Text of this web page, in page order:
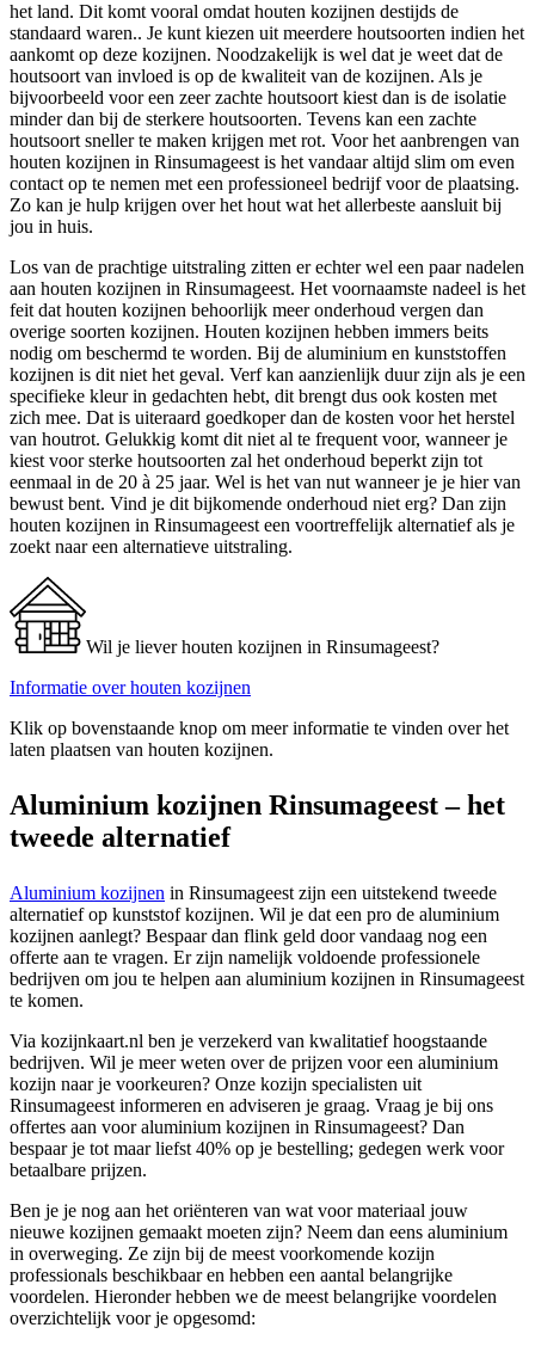
het land. Dit komt vooral omdat houten kozijnen destijds de
standaard waren.. Je kunt kiezen uit meerdere houtsoorten indien het
aankomt op deze kozijnen. Noodzakelijk is wel dat je weet dat de
houtsoort van invloed is op de kwaliteit van de kozijnen. Als je
bijvoorbeeld voor een zeer zachte houtsoort kiest dan is de isolatie
minder dan bij de sterkere houtsoorten. Tevens kan een zachte
houtsoort sneller te maken krijgen met rot. Voor het aanbrengen van
houten kozijnen in Rinsumageest is het vandaar altijd slim om even
contact op te nemen met een professioneel bedrijf voor de plaatsing.
Zo kan je hulp krijgen over het hout wat het allerbeste aansluit bij
jou in huis.
Los van de prachtige uitstraling zitten er echter wel een paar nadelen
aan houten kozijnen in Rinsumageest. Het voornaamste nadeel is het
feit dat houten kozijnen behoorlijk meer onderhoud vergen dan
overige soorten kozijnen. Houten kozijnen hebben immers beits
nodig om beschermd te worden. Bij de aluminium en kunststoffen
kozijnen is dit niet het geval. Verf kan aanzienlijk duur zijn als je een
specifieke kleur in gedachten hebt, dit brengt dus ook kosten met
zich mee. Dat is uiteraard goedkoper dan de kosten voor het herstel
van houtrot. Gelukkig komt dit niet al te frequent voor, wanneer je
kiest voor sterke houtsoorten zal het onderhoud beperkt zijn tot
eenmaal in de 20 à 25 jaar. Wel is het van nut wanneer je je hier van
bewust bent. Vind je dit bijkomende onderhoud niet erg? Dan zijn
houten kozijnen in Rinsumageest een voortreffelijk alternatief als je
zoekt naar een alternatieve uitstraling.
Wil je liever houten kozijnen in Rinsumageest?
Informatie over houten kozijnen
Klik op bovenstaande knop om meer informatie te vinden over het
laten plaatsen van houten kozijnen.
Aluminium kozijnen Rinsumageest – het
tweede alternatief
Aluminium kozijnen in Rinsumageest zijn een uitstekend tweede
alternatief op kunststof kozijnen. Wil je dat een pro de aluminium
kozijnen aanlegt? Bespaar dan flink geld door vandaag nog een
offerte aan te vragen. Er zijn namelijk voldoende professionele
bedrijven om jou te helpen aan aluminium kozijnen in Rinsumageest
te komen.
Via kozijnkaart.nl ben je verzekerd van kwalitatief hoogstaande
bedrijven. Wil je meer weten over de prijzen voor een aluminium
kozijn naar je voorkeuren? Onze kozijn specialisten uit
Rinsumageest informeren en adviseren je graag. Vraag je bij ons
offertes aan voor aluminium kozijnen in Rinsumageest? Dan
bespaar je tot maar liefst 40% op je bestelling; gedegen werk voor
betaalbare prijzen.
Ben je je nog aan het oriënteren van wat voor materiaal jouw
nieuwe kozijnen gemaakt moeten zijn? Neem dan eens aluminium
in overweging. Ze zijn bij de meest voorkomende kozijn
professionals beschikbaar en hebben een aantal belangrijke
voordelen. Hieronder hebben we de meest belangrijke voordelen
overzichtelijk voor je opgesomd: